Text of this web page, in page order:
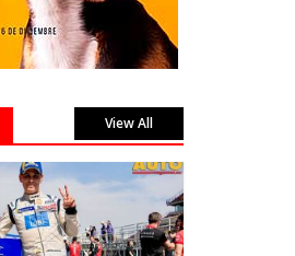
View All